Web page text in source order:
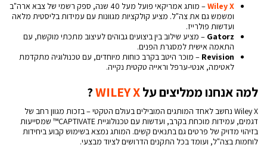
Wiley X
– מותג אמריקאי פועל מעל 40 שנה, ספק רשמי של צבא ארה"ב
ומשמש גם את צה"ל. מציע קולקציות מגוונות עם עמידות בליסטית מלאה
ועדשות פולרייז.
Gatorz – מציע שילוב בין ביצועים גבוהים לעיצוב מתכתי מוקשח, עם
התאמה אישית למסגרת הפנים.
Revision – מוכר היטב בקרב כוחות מיוחדים, עם טכנולוגיה מתקדמת
לאטימה, אנטי-ערפל וראייה טקטית נקייה.
למה אנחנו ממליצים עלWILEY X
?
Wiley X נחשב לאחד המותגים המובילים בעולם הטקטי – בזכות מגוון רחב של
דגמים, עמידות מוכחת בקרב, ועדשות עם טכנולוגיית CAPTIVATE™ שמסייעות
בזיהוי מדויק של פרטים גם בתנאים קשים. המותג נמצא בשימוש קבוע ביחידות
לוחמות בצה"ל, ועומד בכל התקנים הדרושים לציוד מבצעי.